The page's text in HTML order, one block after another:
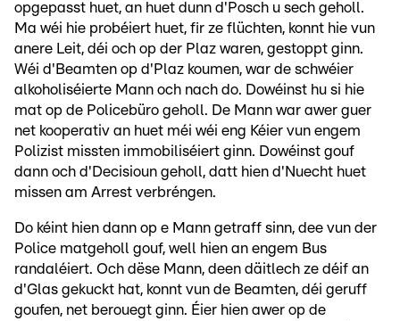
opgepasst huet, an huet dunn d'Posch u sech geholl.
Ma wéi hie probéiert huet, fir ze flüchten, konnt hie vun
anere Leit, déi och op der Plaz waren, gestoppt ginn.
Wéi d'Beamten op d'Plaz koumen, war de schwéier
alkoholiséierte Mann och nach do. Dowéinst hu si hie
mat op de Policebüro geholl. De Mann war awer guer
net kooperativ an huet méi wéi eng Kéier vun engem
Polizist missten immobiliséiert ginn. Dowéinst gouf
dann och d'Decisioun geholl, datt hien d'Nuecht huet
missen am Arrest verbréngen.
Do kéint hien dann op e Mann getraff sinn, dee vun der
Police matgeholl gouf, well hien an engem Bus
randaléiert. Och dëse Mann, deen däitlech ze déif an
d'Glas gekuckt hat, konnt vun de Beamten, déi geruff
goufen, net berouegt ginn. Éier hien awer op de